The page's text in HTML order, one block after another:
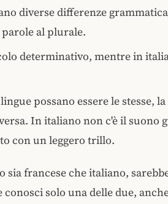
diverse differenze
al plurale.
determinativo, mentre in
possano essere le stesse,
In italiano non c'è il suono
con un leggero trillo.
sia francese che italiano,
solo una delle due,